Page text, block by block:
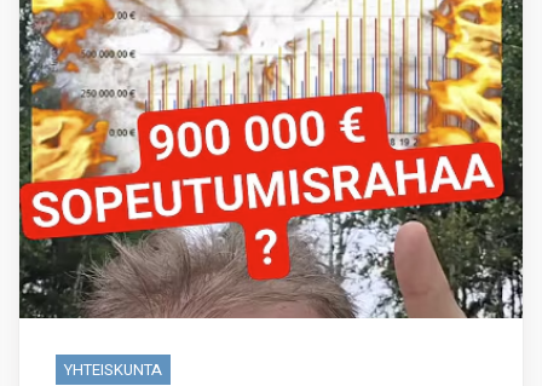
YHTEISKUNTA